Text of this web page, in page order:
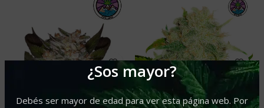
¿Sos mayor?
Debés ser mayor de edad para ver esta página web. Por